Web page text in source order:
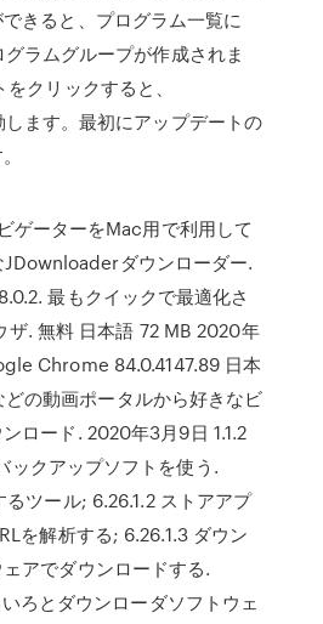
きると、プログラム一覧に
ラムグループが作成されま
クリックすると、
ます。最初にアップデートの
ゲーターをMac用で利用して
JDownloaderダウンローダー.
最もクイックで最適化さ
ザ. 無料 日本語 72 MB 2020年
Chrome 84.0.4147.89 日本
の動画ポータルから好きなビ
ロード. 2020年3月9日 1.1.2
ックアップソフトを使う.
るツール; 6.26.1.2 ストアアプ
を解析する; 6.26.1.3 ダウン
アでダウンロードする.
ろとダウンローダソフトウェ